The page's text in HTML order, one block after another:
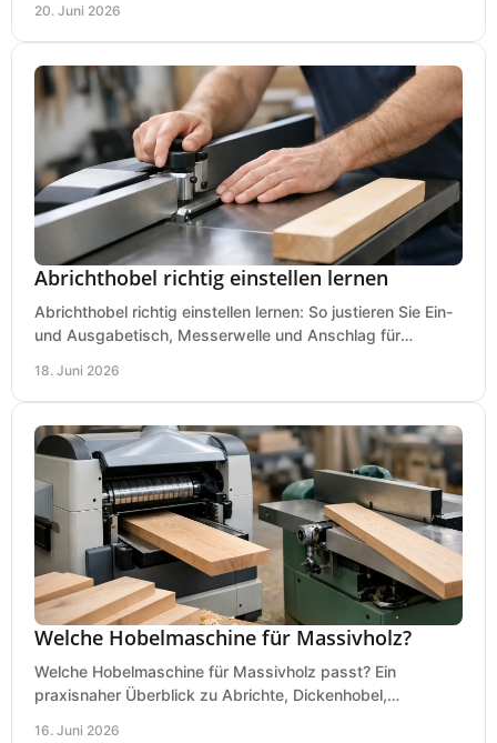
20. Juni 2026
Abrichthobel richtig einstellen lernen
Abrichthobel richtig einstellen lernen: So justieren Sie Ein-
und Ausgabetisch, Messerwelle und Anschlag für
18. Juni 2026
Welche Hobelmaschine für Massivholz?
Welche Hobelmaschine für Massivholz passt? Ein
praxisnaher Überblick zu Abrichte, Dickenhobel,
16. Juni 2026